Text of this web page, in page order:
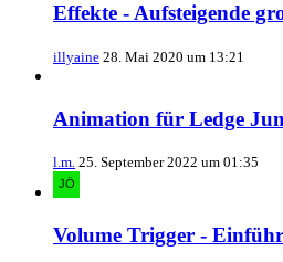
Effekte - Aufsteigende
illyaine 28. Mai 2020 um 13:21
Animation für Ledge
l.m. 25. September 2022 um 01:35
Volume Trigger -